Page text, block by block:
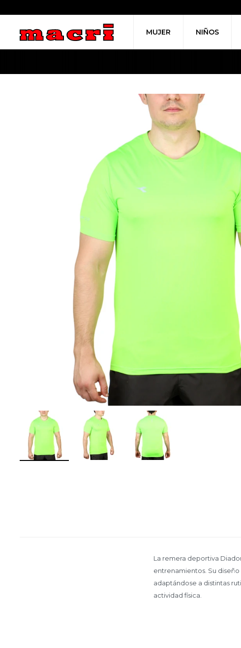
MUJER NIÑOS
La remera deportiva
entrenamientos. Su
adaptándose a distintas
actividad física.